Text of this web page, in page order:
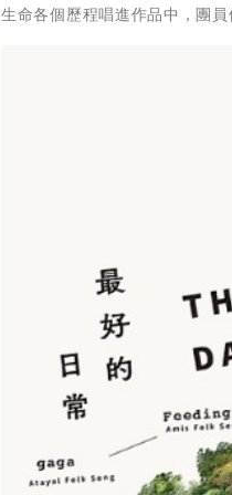
生命各個歷程唱進作品中，團